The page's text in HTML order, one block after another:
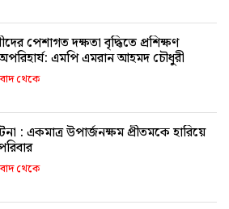
পেশাগত দক্ষতা বৃদ্ধিতে প্রশিক্ষণ
এমপি এমরান আহমদ চৌধুরী
থেকে
: একমাত্র উপার্জনক্ষম প্রীতমকে হারিয়ে
থেকে